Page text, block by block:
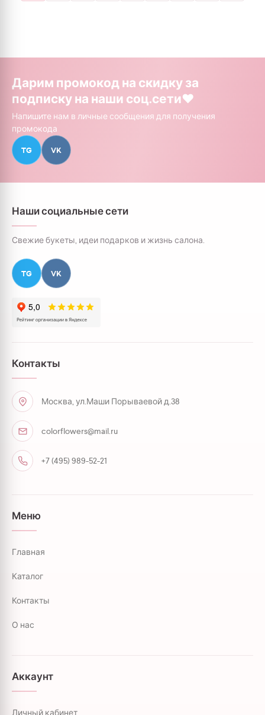
Дарим промокод на скидку за
подписку на наши соц.сети❤️
Напишите нам в личные сообщения для получения
промокода
TG VK
Наши социальные сети
Свежие букеты, идеи подарков и жизнь салона.
TG VK
Контакты
Москва, ул.Маши Порываевой д.38
colorflowers@mail.ru
+7 (495) 989-52-21
Меню
Главная
Каталог
Контакты
О нас
Аккаунт
Личный кабинет